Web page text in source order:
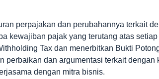
perpajakan dan perubahannya terkait
kewajiban pajak yang terutang atas
Tax dan menerbitkan Bukti
perbaikan dan argumentasi terkait
dengan mitra bisnis.